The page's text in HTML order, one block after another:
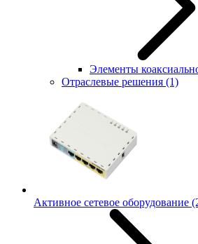
Элементы
Отраслевые решения (1)
Активное сетевое оборудование